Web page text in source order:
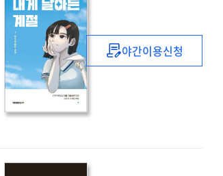
내게
야간이용신청